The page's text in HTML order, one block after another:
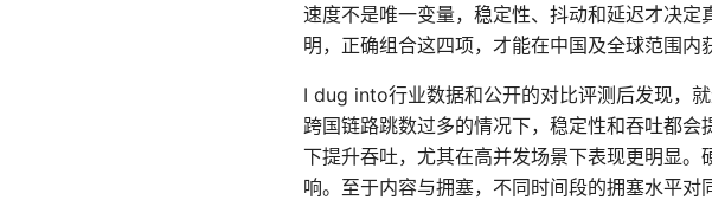
速度不是唯一变量，稳定性、抖动和延迟才决
明，正确组合这四项，才能在中国及全球范围内
I dug into行业数据和公开的对比评测后发现，
跨国链路跳数过多的情况下，稳定性和吞吐都
下提升吞吐，尤其在高并发场景下表现更明显
响。至于内容与拥塞，不同时间段的拥塞水平对